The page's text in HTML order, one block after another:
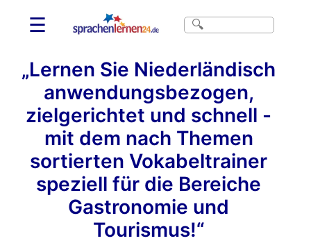
☰
„Lernen Sie Niederländisch
anwendungsbezogen,
zielgerichtet und schnell -
mit dem nach Themen
sortierten Vokabeltrainer
speziell für die Bereiche
Gastronomie und
Tourismus!“